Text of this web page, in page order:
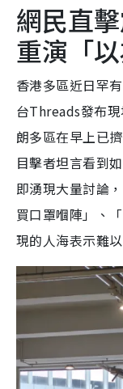
網民直
重演「以
香港多區近日罕
台Threads發布
朗多區在早上已
目擊者坦言看到
即湧現大量討論
買口罩嗰陣」、
現的人海表示難